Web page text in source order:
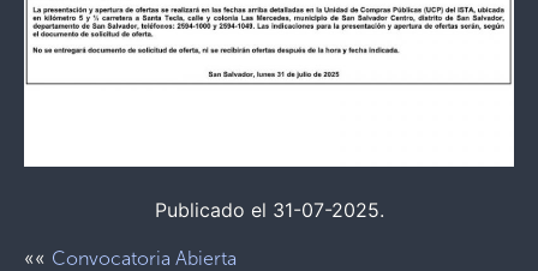
Publicado el 31-07-2025.
«« Convocatoria Abierta